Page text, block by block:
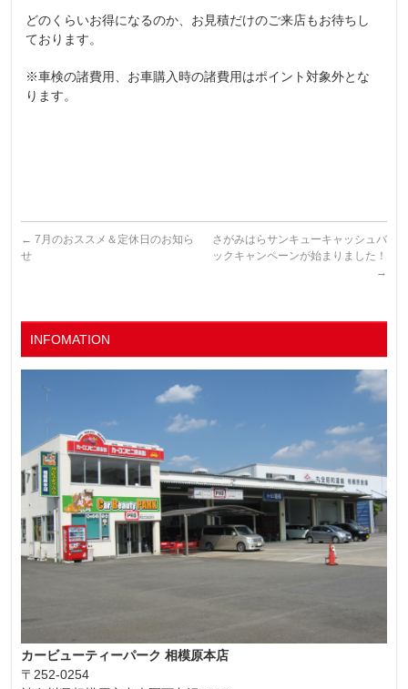
どのくらいお得になるのか、お見積だけのご来店もお待ちし
ております。
※車検の諸費用、お車購入時の諸費用はポイント対象外とな
ります。
← 7月のおススメ＆定休日のお知ら
せ
さがみはらサンキューキャッシュバ
ックキャンペーンが始まりました！
→
INFOMATION
カービューティーパーク 相模原本店
〒252-0254